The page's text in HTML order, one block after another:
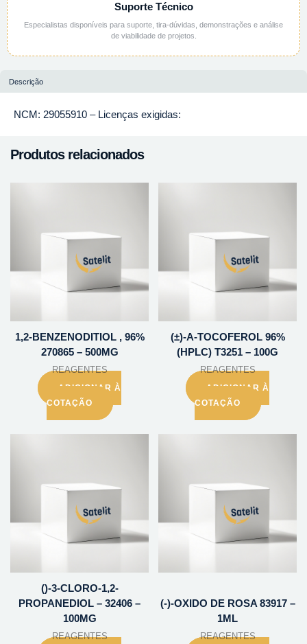
Suporte Técnico
Especialistas disponíveis para suporte, tira-dúvidas, demonstrações e análise
de viabilidade de projetos.
Descrição
NCM: 29055910 – Licenças exigidas:
Produtos relacionados
1,2-BENZENODITIOL , 96%
270865 – 500MG
REAGENTES
ADICIONAR À
COTAÇÃO
(±)-A-TOCOFEROL 96%
(HPLC) T3251 – 100G
REAGENTES
ADICIONAR À
COTAÇÃO
()-3-CLORO-1,2-
PROPANEDIOL – 32406 –
100MG
REAGENTES
(-)-OXIDO DE ROSA 83917 –
1ML
REAGENTES